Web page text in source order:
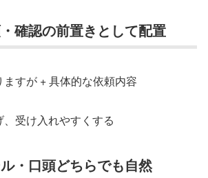
確認の前置きとして配置
ますが + 具体的な依頼内容
、受け入れやすくする
・口頭どちらでも自然